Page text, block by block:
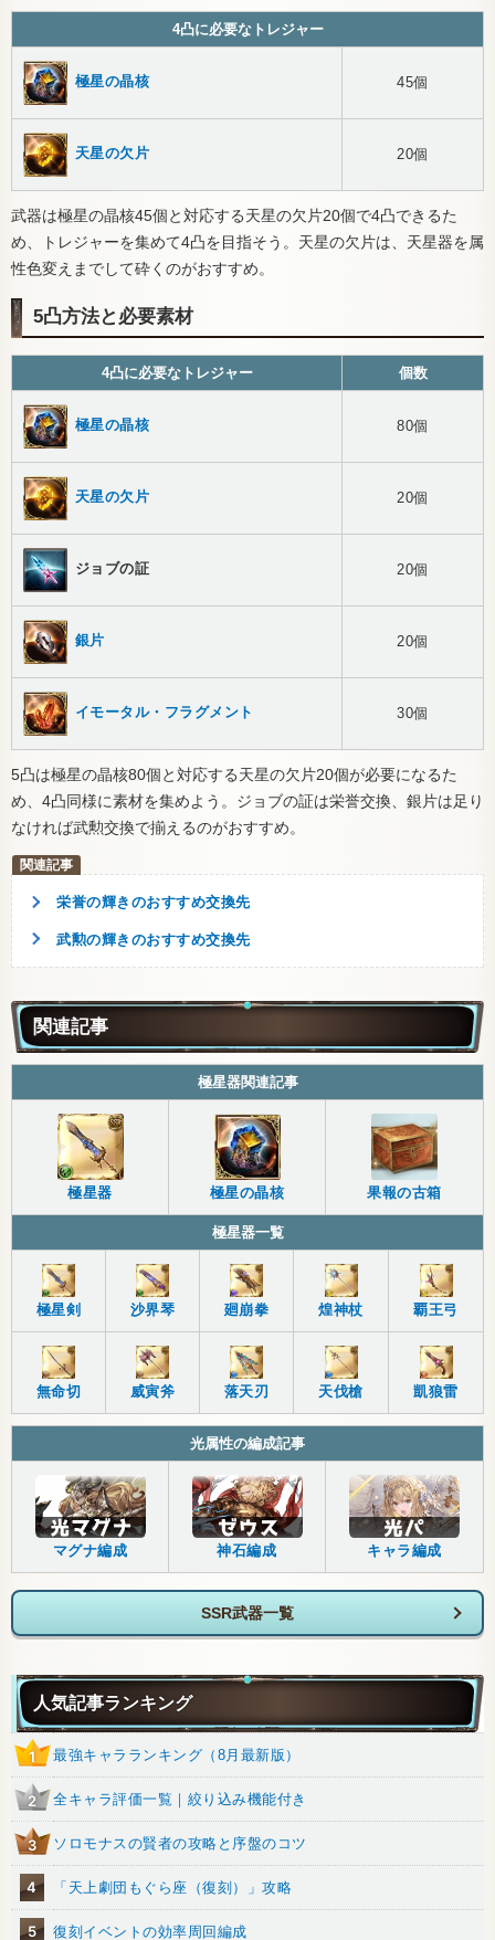
4凸に必要なトレジャー
極星の晶核 45個
天星の欠片 20個
武器は極星の晶核45個と対応する天星の欠片20個で4凸できるた
め、トレジャーを集めて4凸を目指そう。天星の欠片は、天星器を属
性色変えまでして砕くのがおすすめ。
5凸方法と必要素材
4凸に必要なトレジャー 個数
極星の晶核 80個
天星の欠片 20個
ジョブの証 20個
銀片 20個
イモータル・フラグメント 30個
5凸は極星の晶核80個と対応する天星の欠片20個が必要になるた
め、4凸同様に素材を集めよう。ジョブの証は栄誉交換、銀片は足り
なければ武勲交換で揃えるのがおすすめ。
栄誉の輝きのおすすめ交換先
武勲の輝きのおすすめ交換先
関連記事
極星器関連記事
極星器 極星の晶核 果報の古箱
極星器一覧
極星剣 沙界琴 廻崩拳 煌神杖 覇王弓
無命切 威寅斧 落天刃 天伐槍 凱狼雷
光属性の編成記事
マグナ編成 神石編成 キャラ編成
SSR武器一覧
人気記事ランキング
1 最強キャラランキング（8月最新版）
2 全キャラ評価一覧｜絞り込み機能付き
3 ソロモナスの賢者の攻略と序盤のコツ
4 「天上劇団もぐら座（復刻）」攻略
5 復刻イベントの効率周回編成